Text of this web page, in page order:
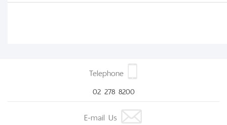
Telephone
02 278 8200
E-mail Us